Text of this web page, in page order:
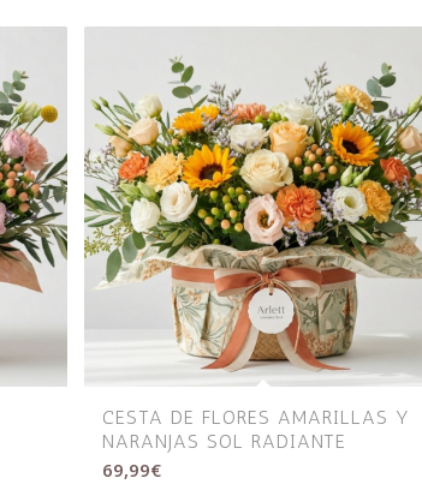
CESTA DE FLORES AMARILLAS Y
NARANJAS SOL RADIANTE
69,99€